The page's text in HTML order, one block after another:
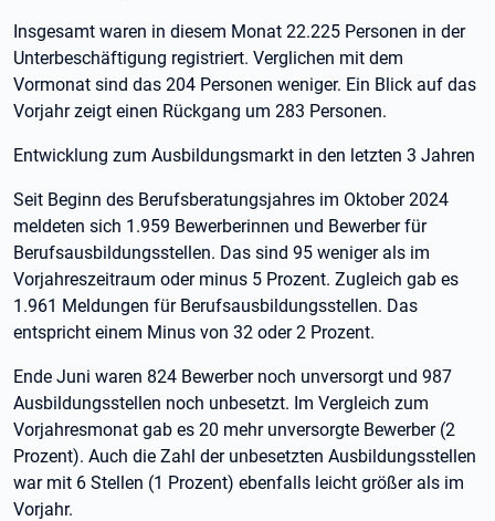
Insgesamt waren in diesem Monat 22.225 Personen in der
Unterbeschäftigung registriert. Verglichen mit dem
Vormonat sind das 204 Personen weniger. Ein Blick auf das
Vorjahr zeigt einen Rückgang um 283 Personen.
Entwicklung zum Ausbildungsmarkt in den letzten 3 Jahren
Seit Beginn des Berufsberatungsjahres im Oktober 2024
meldeten sich 1.959 Bewerberinnen und Bewerber für
Berufsausbildungsstellen. Das sind 95 weniger als im
Vorjahreszeitraum oder minus 5 Prozent. Zugleich gab es
1.961 Meldungen für Berufsausbildungsstellen. Das
entspricht einem Minus von 32 oder 2 Prozent.
Ende Juni waren 824 Bewerber noch unversorgt und 987
Ausbildungsstellen noch unbesetzt. Im Vergleich zum
Vorjahresmonat gab es 20 mehr unversorgte Bewerber (2
Prozent). Auch die Zahl der unbesetzten Ausbildungsstellen
war mit 6 Stellen (1 Prozent) ebenfalls leicht größer als im
Vorjahr.